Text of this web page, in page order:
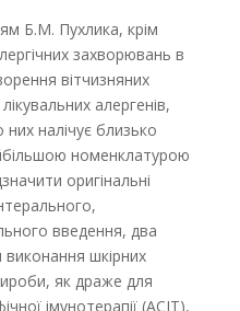
Б.М. Пухлика, крім
захворювань в
вітчизняних
алергенів,
них налічує близько
номенклатурою
оригінальні
введення, два
шкірних
як драже для
імунотерапії (АСІТ),